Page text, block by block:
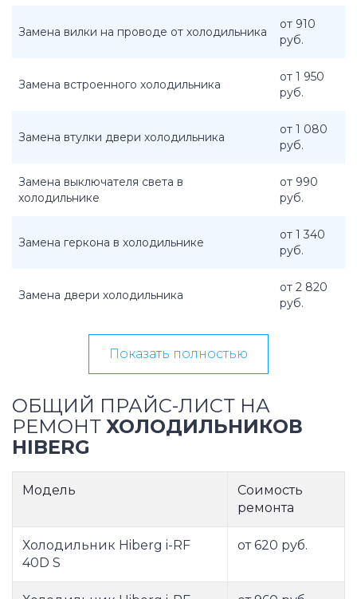
Замена вилки на проводе от холодильника
от 910
руб.
Замена встроенного холодильника
от 1 950
руб.
Замена втулки двери холодильника
от 1 080
руб.
Замена выключателя света в
холодильнике
от 990
руб.
Замена геркона в холодильнике
от 1 340
руб.
Замена двери холодильника
от 2 820
руб.
Показать полностью
ОБЩИЙ ПРАЙС-ЛИСТ НА
РЕМОНТ ХОЛОДИЛЬНИКОВ
HIBERG
Модель
Соимость
ремонта
Холодильник Hiberg i-RF
40D S
от 620 руб.